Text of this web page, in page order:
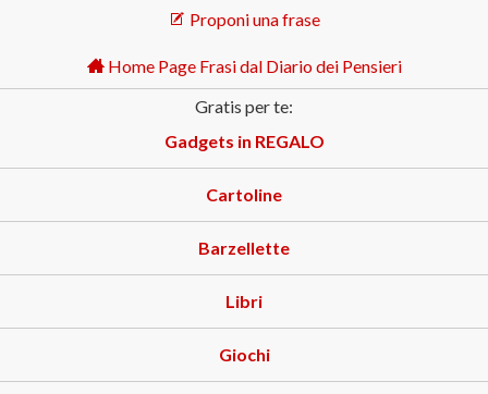
Proponi una frase
Home Page Frasi dal Diario dei Pensieri
Gratis per te:
Gadgets in REGALO
Cartoline
Barzellette
Libri
Giochi